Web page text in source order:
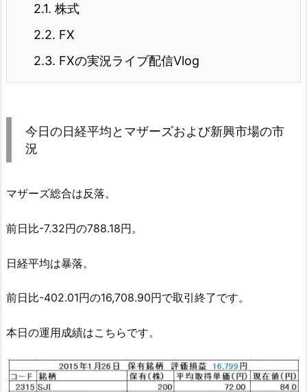
2.1. 株式
2.2. FX
2.3. FXの実況ライブ配信Vlog
今日の日経平均とマザーズおよび新興市場の市
況
マザーズ総合は反落。
前日比-7.32円の788.18円。
日経平均は暴落。
前日比-402.01円の16,708.90円で取引終了です。
本日の運用成績はこちらです。